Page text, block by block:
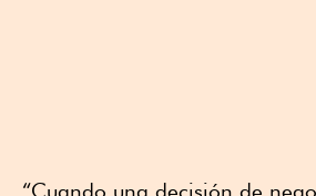
“Cuando una decisión de